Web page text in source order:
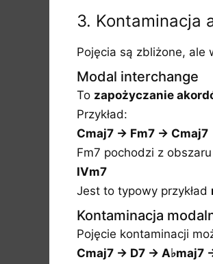
3. Kontaminacja
Pojęcia są zbliżone, ale
Modal interchange
To zapożyczanie
Przykład:
Cmaj7 → Fm7 → Cmaj7
Fm7 pochodzi z
IVm7
Jest to typowy przykład
Kontaminacja
Pojęcie kontaminacji
Cmaj7 → D7 → A♭maj7